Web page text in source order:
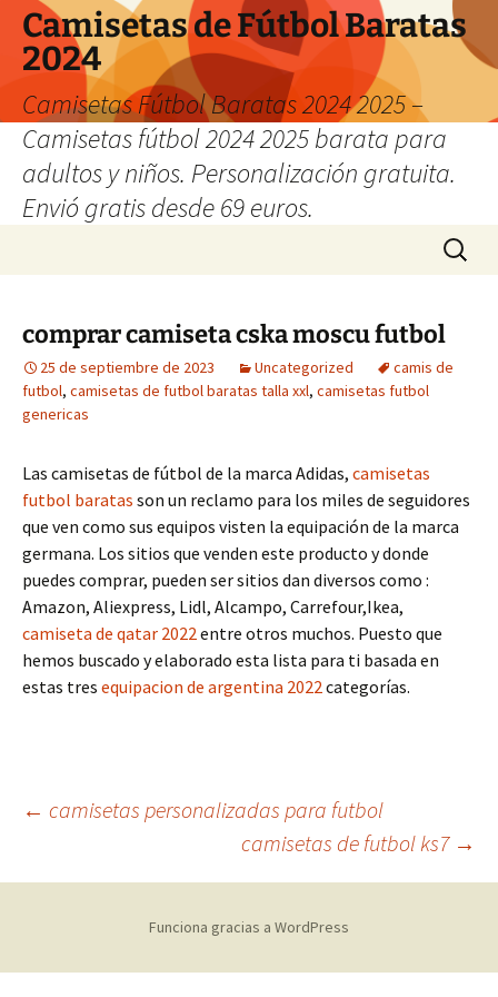
Camisetas de Fútbol Baratas
2024
Camisetas Fútbol Baratas 2024 2025 –
Camisetas fútbol 2024 2025 barata para
adultos y niños. Personalización gratuita.
Envió gratis desde 69 euros.
Buscar:
comprar camiseta cska moscu futbol
25 de septiembre de 2023 Uncategorized
camis de
futbol, camisetas de futbol baratas talla xxl, camisetas futbol
genericas
Las camisetas de fútbol de la marca Adidas, camisetas
futbol baratas son un reclamo para los miles de seguidores
que ven como sus equipos visten la equipación de la marca
germana. Los sitios que venden este producto y donde
puedes comprar, pueden ser sitios dan diversos como :
Amazon, Aliexpress, Lidl, Alcampo, Carrefour,Ikea,
camiseta de qatar 2022entre otros muchos. Puesto que
hemos buscado y elaborado esta lista para ti basada en
estas tres equipacion de argentina 2022categorías.
Navegación
de
entradas
← camisetas personalizadas para futbol
camisetas de futbol ks7 →
Funciona gracias a WordPress